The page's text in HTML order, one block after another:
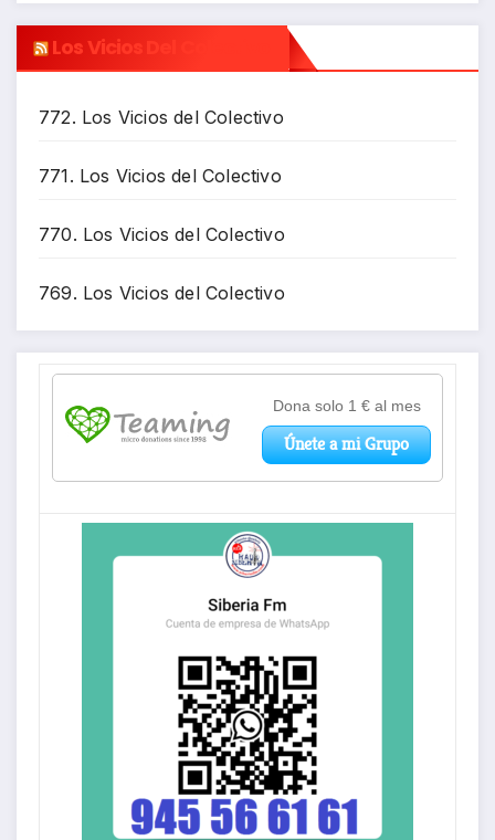
Los Vicios Del Colectivo
772. Los Vicios del Colectivo
771. Los Vicios del Colectivo
770. Los Vicios del Colectivo
769. Los Vicios del Colectivo